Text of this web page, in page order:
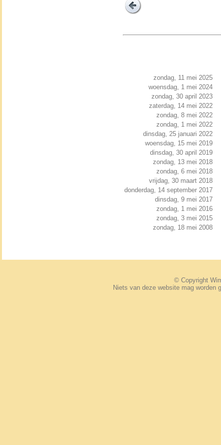
zondag, 11 mei 2025
woensdag, 1 mei 2024
zondag, 30 april 2023
zaterdag, 14 mei 2022
zondag, 8 mei 2022
zondag, 1 mei 2022
dinsdag, 25 januari 2022
woensdag, 15 mei 2019
dinsdag, 30 april 2019
zondag, 13 mei 2018
zondag, 6 mei 2018
vrijdag, 30 maart 2018
donderdag, 14 september 2017
dinsdag, 9 mei 2017
zondag, 1 mei 2016
zondag, 3 mei 2015
zondag, 18 mei 2008
© Copyright
Niets van deze website mag worden